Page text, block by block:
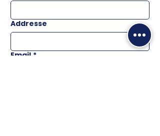
Addresse
Email *